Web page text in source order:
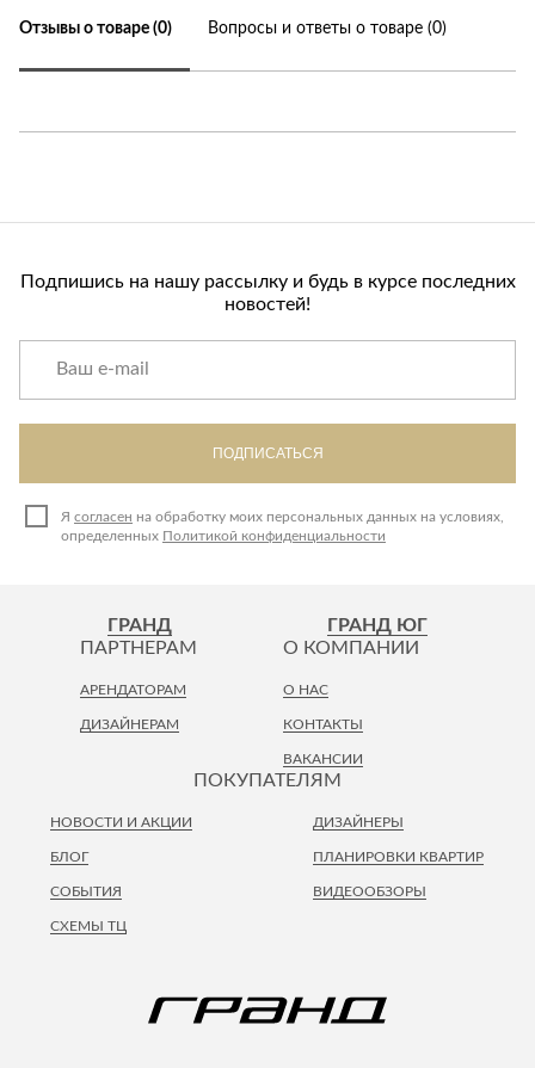
Отзывы о товаре (0) Вопросы и ответы о товаре (0)
Подпишись на нашу рассылку и будь в курсе последних
новостей!
ПОДПИСАТЬСЯ
Я согласен на обработку моих персональных данных на условиях,
определенных Политикой конфиденциальности
ГРАНД ГРАНД ЮГ
ПОКУПАТЕЛЯМ
НОВОСТИ И АКЦИИ
ПЛАНИРОВКИ КВАРТИР
ВИДЕООБЗОРЫ
БЛОГ
СОБЫТИЯ
СХЕМЫ ТЦ
ДИЗАЙНЕРЫ
ПАРТНЕРАМ
АРЕНДАТОРАМ
ДИЗАЙНЕРАМ
О КОМПАНИИ
О НАС
КОНТАКТЫ
ВАКАНСИИ